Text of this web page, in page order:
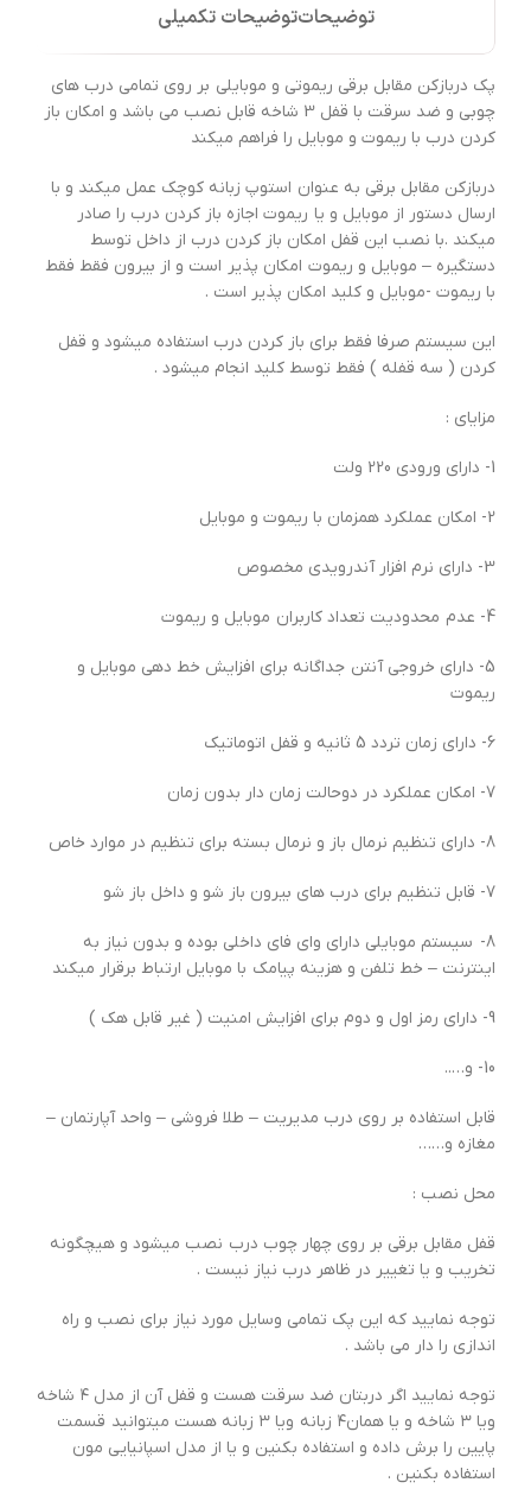
توضیحاتتوضیحات تکمیلی
پک دربازکن مقابل برقی ریموتی و موبایلی بر روی تمامی درب های
چوبی و ضد سرقت با قفل 3 شاخه قابل نصب می باشد و امکان باز
کردن درب با ریموت و موبایل را فراهم میکند
دربازکن مقابل برقی به عنوان استوپ زبانه کوچک عمل میکند و با
ارسال دستور از موبایل و یا ریموت اجازه باز کردن درب را صادر
میکند .با نصب این قفل امکان باز کردن درب از داخل توسط
دستگیره – موبایل و ریموت امکان پذیر است و از بیرون فقط فقط
با ریموت -موبایل و کلید امکان پذیر است .
این سیستم صرفا فقط برای باز کردن درب استفاده میشود و قفل
کردن ( سه قفله ) فقط توسط کلید انجام میشود .
مزایای :
1- دارای ورودی 220 ولت
2- امکان عملکرد همزمان با ریموت و موبایل
3- دارای نرم افزار آندرویدی مخصوص
4- عدم محدودیت تعداد کاربران موبایل و ریموت
5- دارای خروجی آنتن جداگانه برای افزایش خط دهی موبایل و
ریموت
6- دارای زمان تردد 5 ثانیه و قفل اتوماتیک
7- امکان عملکرد در دوحالت زمان دار بدون زمان
8- دارای تنظیم نرمال باز و نرمال بسته برای تنظیم در موارد خاص
7- قابل تنظیم برای درب های بیرون باز شو و داخل باز شو
8- سیستم موبایلی دارای وای فای داخلی بوده و بدون نیاز به
اینترنت – خط تلفن و هزینه پیامک با موبایل ارتباط برقرار میکند
9- دارای رمز اول و دوم برای افزایش امنیت ( غیر قابل هک )
10- و…..
قابل استفاده بر روی درب مدیریت – طلا فروشی – واحد آپارتمان –
مغازه و……
محل نصب :
قفل مقابل برقی بر روی چهار چوب درب نصب میشود و هیچگونه
تخریب و یا تغییر در ظاهر درب نیاز نیست .
توجه نمایید که این پک تمامی وسایل مورد نیاز برای نصب و راه
اندازی را دار می باشد .
توجه نمایید اگر دربتان ضد سرقت هست و قفل آن از مدل ۴ شاخه
ویا ۳ شاخه و یا همان۴ زبانه ویا ۳ زبانه هست میتوانید قسمت
پایین را برش داده و استفاده بکنین و یا از مدل اسپانیایی مون
استفاده بکنین .